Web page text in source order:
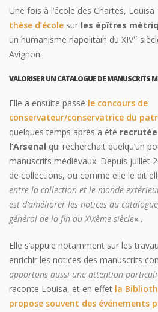
Une fois à l’école des Chartes,
thèse d’école sur les épîtres
un humanisme napolitain du XIVe
Avignon.
VALORISER UN CATALOGUE DE MANUSCRITS
Elle a ensuite passé le concours de
conservateur/conservatrice du
quelques temps après a été
l’Arsenal qui recherchait quelqu’un
manuscrits médiévaux. Depuis juillet
de collections, ou comme elle le dit
entre la collection et le monde
est d’améliorer les notices du
général de la fin du XIXème siècle« .
Elle s’appuie notamment sur les
enrichir les notices des manuscrits
apportons aussi une attention
raconte Louisa, et en effet la
propose souvent des événements